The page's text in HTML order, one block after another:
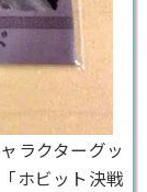
ラクターグッ
ホビット決戦